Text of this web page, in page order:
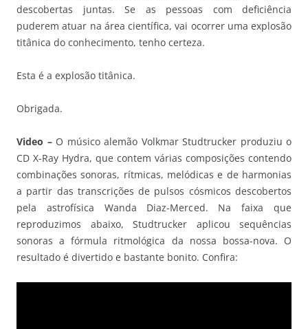
descobertas juntas. Se as pessoas com deficiência
puderem atuar na área científica, vai ocorrer uma explosão
titânica do conhecimento, tenho certeza.
Esta é a explosão titânica.
Obrigada.
Video – O músico alemão Volkmar Studtrucker produziu o
CD X-Ray Hydra, que contem várias composições contendo
combinações sonoras, rítmicas, melódicas e de harmonias
a partir das transcrições de pulsos cósmicos descobertos
pela astrofísica Wanda Diaz-Merced. Na faixa que
reproduzimos abaixo, Studtrucker aplicou sequências
sonoras a fórmula ritmológica da nossa bossa-nova. O
resultado é divertido e bastante bonito. Confira: